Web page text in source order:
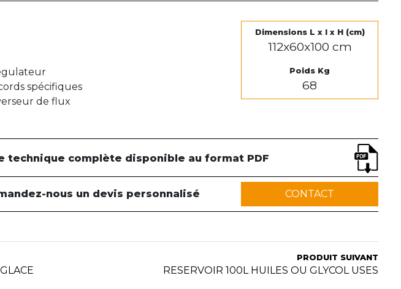
spécifiques
de flux
Dimensions L x l x H (cm)
112x60x100 cm
Poids Kg
68
technique complète disponible au format PDF
nous un devis personnalisé CONTACT
PRODUIT SUIVANT
RESERVOIR 100L HUILES OU GLYCOL USES